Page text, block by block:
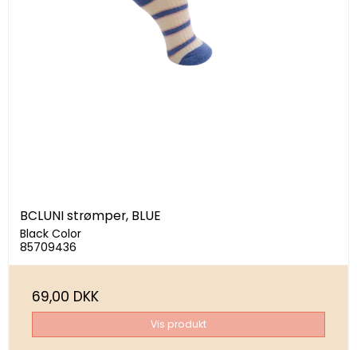
BCLUNI strømper, BLUE
Black Color
85709436
69,00 DKK
Vis produkt